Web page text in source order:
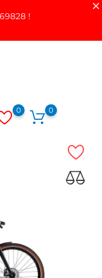
!
0 0